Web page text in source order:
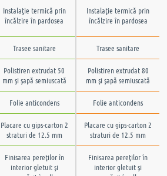
Instalaţie termică prin
încălzire în pardosea
Instalaţie termică prin
încălzire în pardosea
Trasee sanitare Trasee sanitare
Polistiren extrudat 50
mm şi şapă semiuscată
Polistiren extrudat 80
mm şi şapă semiuscată
Folie anticondens Folie anticondens
Placare cu gips-carton 2
straturi de 12.5 mm
Placare cu gips-carton 2
straturi de 12.5 mm
Finisarea pereţilor în
interior gletuit şi
Finisarea pereţilor în
interior gletuit şi